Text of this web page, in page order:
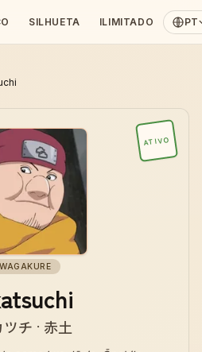
SILHUETA ILIMITADO PT
ATIVO
チ · 赤土